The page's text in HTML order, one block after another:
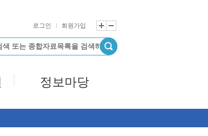
로그인 회원가입
정보마당